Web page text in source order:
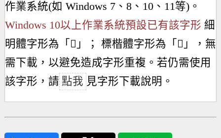
作業系統(如 Windows 7、8、10、11等)。
Windows 10以上作業系統預設已有該字形 細
明體字形為「 𫛈 」； 標楷體字形為「 𫛈 」，無
需下載，以避免造成字形重複。若仍需使用
該字形，請 點我 見字形下載說明。